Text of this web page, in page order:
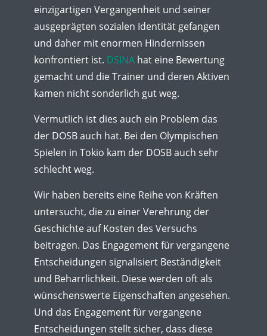
einzigartigen Vergangenheit und seiner
ausgeprägten sozialen Identität gefangen
und daher mit enormen Hindernissen
konfrontiert ist. DSINA hat eine Bewertung
gemacht und die Trainer und deren Aktiven
kamen nicht sonderlich gut weg.
Vermutlich ist dies auch ein Problem das
der DOSB auch hat. Bei den Olympischen
Spielen in Tokio kam der DOSB auch sehr
schlecht weg.
Wir haben bereits eine Reihe von Kräften
untersucht, die zu einer Verehrung der
Geschichte auf Kosten des Versuchs
beitragen. Das Engagement für vergangene
Entscheidungen signalisiert Beständigkeit
und Beharrlichkeit. Diese werden oft als
wünschenswerte Eigenschaften angesehen.
Und das Engagement für vergangene
Entscheidungen stellt sicher, dass diese